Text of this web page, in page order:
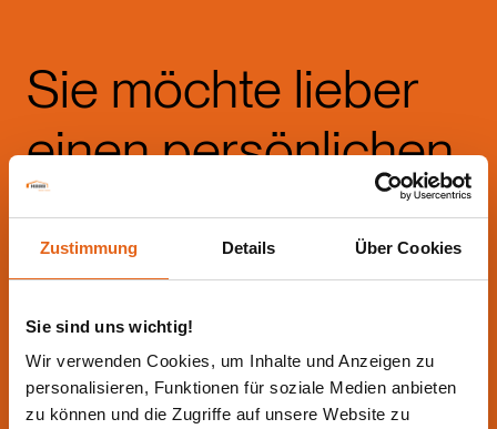
Zustimmung Details Über Cookies
Sie sind uns wichtig!
Wir verwenden Cookies, um Inhalte und Anzeigen zu
personalisieren, Funktionen für soziale Medien anbieten
zu können und die Zugriffe auf unsere Website zu
Sie möchte lieber
einen persönlichen
Beratungstermin?
Kein Problem! Wir beraten
Sie gerne!